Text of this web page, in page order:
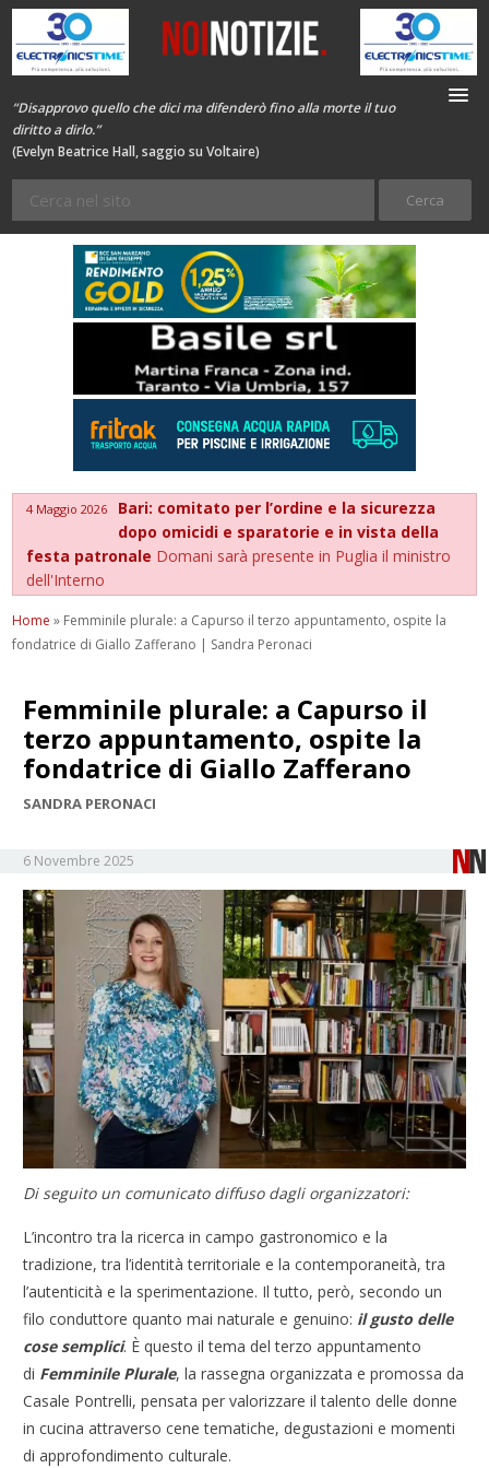
“Disapprovo quello che dici ma difenderò fino alla morte il tuo
diritto a dirlo.”
(Evelyn Beatrice Hall, saggio su Voltaire)
4 Maggio 2026
Bari: comitato per l’ordine e la sicurezza
dopo omicidi e sparatorie e in vista della
festa patronale Domani sarà presente in Puglia il ministro
dell'Interno
Home » Femminile plurale: a Capurso il terzo appuntamento, ospite la
fondatrice di Giallo Zafferano | Sandra Peronaci
Femminile plurale: a Capurso il
terzo appuntamento, ospite la
fondatrice di Giallo Zafferano
SANDRA PERONACI
6 Novembre 2025
Di seguito un comunicato diffuso dagli organizzatori:
L’incontro tra la ricerca in campo gastronomico e la
tradizione, tra l’identità territoriale e la contemporaneità, tra
l’autenticità e la sperimentazione. Il tutto, però, secondo un
filo conduttore quanto mai naturale e genuino: il gusto delle
cose semplici. È questo il tema del terzo appuntamento
di Femminile Plurale, la rassegna organizzata e promossa da
Casale Pontrelli, pensata per valorizzare il talento delle donne
in cucina attraverso cene tematiche, degustazioni e momenti
di approfondimento culturale.